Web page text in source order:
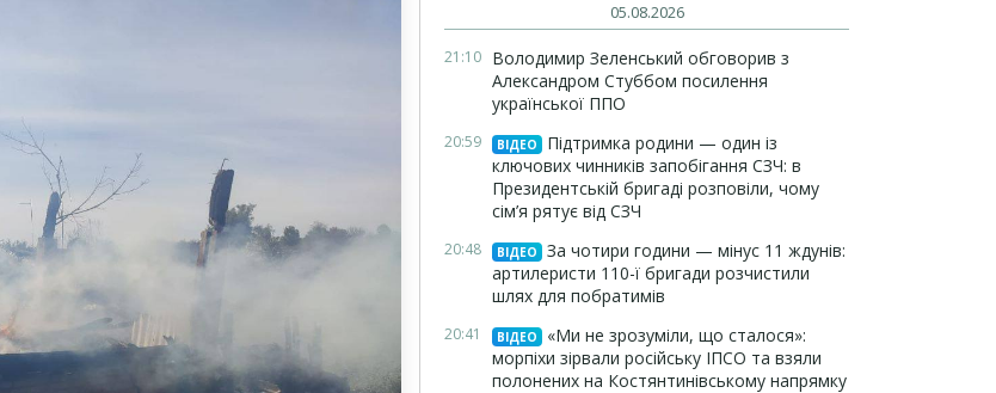
05.08.2026
21:10 Володимир Зеленський обговорив з
Александром Стуббом посилення
української ППО
20:59 ВІДЕО
Підтримка родини — один із
ключових чинників запобігання СЗЧ: в
Президентській бригаді розповіли, чому
сім’я рятує від СЗЧ
20:48 ВІДЕО
За чотири години — мінус 11 ждунів:
артилеристи 110-ї бригади розчистили
шлях для побратимів
20:41 ВІДЕО
«Ми не зрозуміли, що сталося»:
морпіхи зірвали російську ІПСО та взяли
полонених на Костянтинівському напрямку